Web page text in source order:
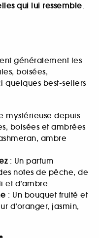
qui lui ressemble.
généralement les
boisées,
quelques best-sellers
mystérieuse depuis
boisées et ambrées
ambre
: Un parfum
notes de pêche, de
et d’ambre.
: Un bouquet fruité et
d’oranger, jasmin,